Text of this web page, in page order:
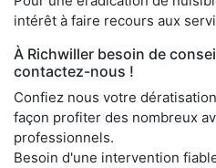
intérêt à faire recours aux
À Richwiller besoin de
contactez-nous !
Confiez nous votre
façon profiter des nombreux
professionnels.
Besoin d'une intervention